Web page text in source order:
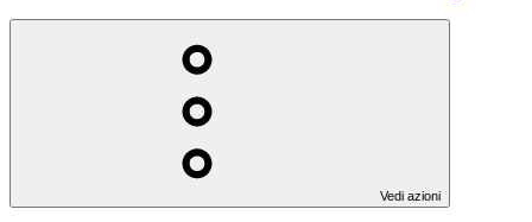
Vedi azioni